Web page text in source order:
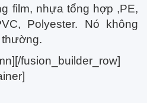
film, nhựa tổng hợp ,PE,
Polyester. Nó không
thường.
fusion_builder_row]